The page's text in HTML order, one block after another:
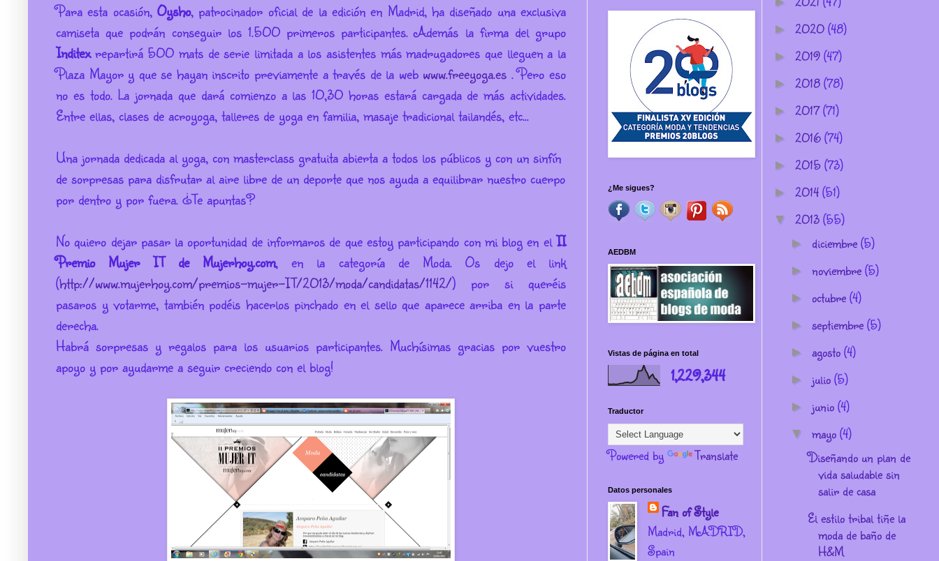
Para esta ocasión,Oysho, patrocinador oficial de la edición en Madrid, ha diseñado una exclusiva
camiseta que podrán conseguir los 1.500 primeros participantes. Además la firma del grupo
Inditexrepartirá 500 mats de serie limitada a los asistentes más madrugadores que lleguen a la
Plaza Mayor y que se hayan inscrito previamente a través de la web www.freeyoga.es . Pero eso
no es todo. La jornada que dará comienzo a las 10,30 horas estará cargada de más actividades.
Entre ellas, clases de acroyoga, talleres de yoga en familia, masaje tradicional tailandés, etc...
Una jornada dedicada al yoga, con masterclass gratuita abierta a todos los públicos y con un sinfín
de sorpresas para disfrutar al aire libre de un deporte que nos ayuda a equilibrar nuestro cuerpo
por dentro y por fuera. ¿Te apuntas?
No quiero dejar pasar la oportunidad de informaros de que estoy participando con mi blog en elII
Premio Mujer IT de Mujerhoy.com, en la categoría de Moda. Os dejo el link
(http://www.mujerhoy.com/premios-mujer-IT/2013/moda/candidatas/1142/) por si queréis
pasaros y votarme, también podéis hacerlos pinchado en el sello que aparece arriba en la parte
derecha.
Habrá sorpresas y regalos para los usuarios participantes. Muchísimas gracias por vuestro
apoyo y por ayudarme a seguir creciendo con el blog!
¿Me sigues?
AEDBM
Vistas de página en total
1,229,344
Traductor
Powered by Translate
Datos personales
Fan of Style
Madrid, MADRID,
Spain
► 2020(48)
► 2019(47)
► 2018(78)
► 2017(71)
► 2016(74)
► 2015(73)
► 2014(51)
▼ 2013(55)
► diciembre(5)
► noviembre(5)
► octubre(4)
► septiembre(5)
► agosto(4)
► julio(5)
► junio(4)
▼ mayo(4)
Diseñando un plan de
vida saludable sin
salir de casa
El estilo tribal tiñe la
moda de baño de
H&M